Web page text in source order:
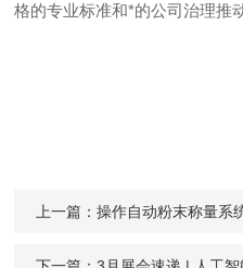
格的专业标准和*的公司治理推
上一篇：操作自动粉末称量系